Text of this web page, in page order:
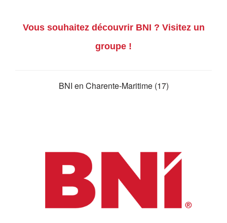
Vous souhaitez découvrir BNI ? Visitez un
groupe !
BNI en Charente-Maritime (17)